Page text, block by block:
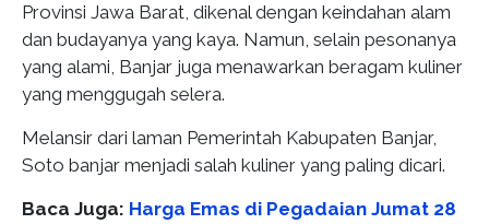
Provinsi Jawa Barat, dikenal dengan keindahan alam
dan budayanya yang kaya. Namun, selain pesonanya
yang alami, Banjar juga menawarkan beragam kuliner
yang menggugah selera.
Melansir dari laman Pemerintah Kabupaten Banjar,
Soto banjar menjadi salah kuliner yang paling dicari.
Baca Juga: Harga Emas di Pegadaian Jumat 28